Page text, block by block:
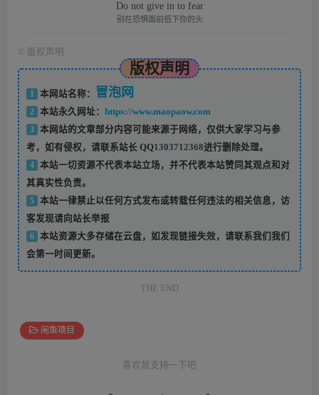
Do not give in to fear
别在恐惧面前低下你的头
版权声明
版权声明
1 本网站名称： 冒泡网
2 本站永久网址： https://www.maopaow.com
3
本网站的文章部分内容可能来源于网络，仅供大家学习与参
考，如有侵权，请联系站长 QQ1303712368进行删除处理。
4
本站一切资源不代表本站立场，并不代表本站赞同其观点和对
其真实性负责。
5
本站一律禁止以任何方式发布或转载任何违法的相关信息，访
客发现请向站长举报
6
本站资源大多存储在云盘，如发现链接失效，请联系我们我们
会第一时间更新。
THE END
闲鱼项目
喜欢就支持一下吧